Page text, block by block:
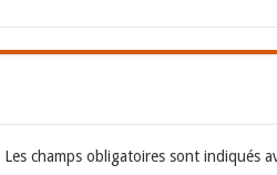
Les champs obligatoires sont indiqués